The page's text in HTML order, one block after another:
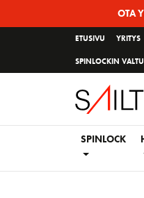
OTA
ETUSIVU YRITYS
SPINLOCKIN
SPINLOCK